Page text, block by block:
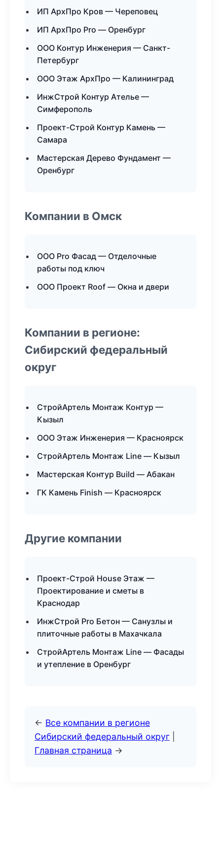
ИП АрхПро Кров — Череповец
ИП АрхПро Pro — Оренбург
ООО Контур Инженерия — Санкт-
Петербург
ООО Этаж АрхПро — Калининград
ИнжСтрой Контур Ателье —
Симферополь
Проект-Строй Контур Камень —
Самара
Мастерская Дерево Фундамент —
Оренбург
Компании в Омск
ООО Pro Фасад — Отделочные
работы под ключ
ООО Проект Roof — Окна и двери
Компании в регионе:
Сибирский федеральный
округ
СтройАртель Монтаж Контур —
Кызыл
ООО Этаж Инженерия — Красноярск
СтройАртель Монтаж Line — Кызыл
Мастерская Контур Build — Абакан
ГК Камень Finish — Красноярск
Другие компании
Проект-Строй House Этаж —
Проектирование и сметы в
Краснодар
ИнжСтрой Pro Бетон — Санузлы и
плиточные работы в Махачкала
СтройАртель Монтаж Line — Фасады
и утепление в Оренбург
← Все компании в регионе
Сибирский федеральный округ
Главная страница →